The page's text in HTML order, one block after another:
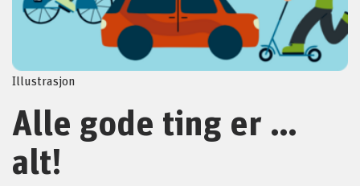
Illustrasjon
Alle gode ting er …
alt!